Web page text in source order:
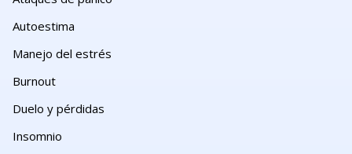
Autoestima
Manejo del estrés
Burnout
Duelo y pérdidas
Insomnio